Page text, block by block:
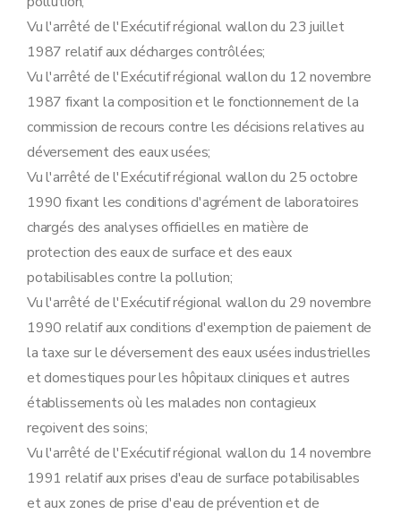
Art. 48
Art. 49
Art. 50
Art. 51
Art. 52
Art. 53
Art. 54
Art. 55
Sous-section 6 Tenue des registres
Art. 56
Art. 57
Art. 58
Section 3 (Dispositions complémentaires relatives aux établissements visés par l'accord de coopération entre l'Etat fédéral, les Régions flamande et wallonne et la Région de Bruxelles-Capitale concernant la maîtrise des dangers liés aux accidents majeurs impliquant des substances dangereuses
Sous-section première Généralités
Art. 60
Sous-section 2 Documents à joindre à la demande de permis d'environnement et de permis unique
Sous-section 3 Instruction et délivrance du permis d'environnement et du permis unique
Art. 62
Art. 64
Sous-section 4 Surveillance et mesures administratives
Art. 66
Section 4 Déclarations
Sous-section première
Procédure de déclaration relative aux établissements de classe 3
Art. 67
Art. 68
Vu l'arrêté de l'Exécutif régional wallon du 23 juillet
1987 relatif aux décharges contrôlées;
Vu l'arrêté de l'Exécutif régional wallon du 12 novembre
1987 fixant la composition et le fonctionnement de la
commission de recours contre les décisions relatives au
déversement des eaux usées;
Vu l'arrêté de l'Exécutif régional wallon du 25 octobre
1990 fixant les conditions d'agrément de laboratoires
chargés des analyses officielles en matière de
protection des eaux de surface et des eaux
potabilisables contre la pollution;
Vu l'arrêté de l'Exécutif régional wallon du 29 novembre
1990 relatif aux conditions d'exemption de paiement de
la taxe sur le déversement des eaux usées industrielles
et domestiques pour les hôpitaux cliniques et autres
établissements où les malades non contagieux
reçoivent des soins;
Vu l'arrêté de l'Exécutif régional wallon du 14 novembre
1991 relatif aux prises d'eau de surface potabilisables
et aux zones de prise d'eau de prévention et de